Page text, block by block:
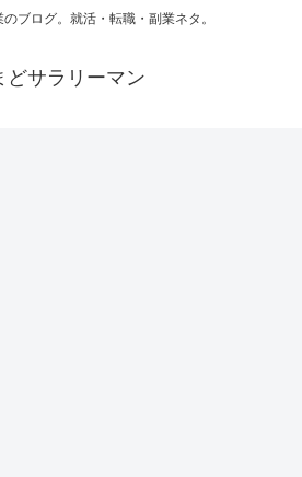
ブログ。就活・転職・副業ネタ。
どサラリーマン